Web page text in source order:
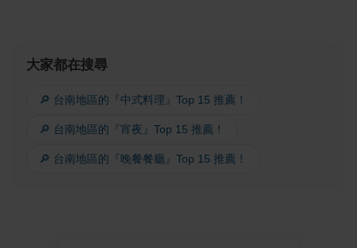
大家都在搜尋
🔎 台南地區的『中式料理』Top 15 推薦！
🔎 台南地區的『宵夜』Top 15 推薦！
🔎 台南地區的『晚餐餐廳』Top 15 推薦！